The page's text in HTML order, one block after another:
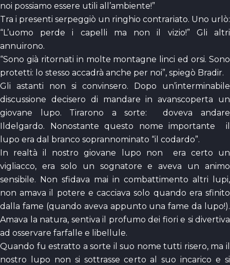
noi possiamo essere utili all’ambiente!”
Tra i presenti serpeggiò un ringhio contrariato. Uno urlò:
“L’uomo perde i capelli ma non il vizio!” Gli altri
annuirono.
“Sono già ritornati in molte montagne linci ed orsi. Sono
protetti: lo stesso accadrà anche per noi”, spiegò Bradir.
Gli astanti non si convinsero. Dopo un’interminabile
discussione decisero di mandare in avanscoperta un
giovane lupo. Tirarono a sorte: doveva andare
Ildelgardo. Nonostante questo nome importante il
lupo era dal branco soprannominato “il codardo”.
In realtà il nostro giovane lupo non era certo un
vigliacco, era solo un sognatore e aveva un animo
sensibile. Non sfidava mai in combattimento altri lupi,
non amava il potere e cacciava solo quando era sfinito
dalla fame (quando aveva appunto una fame da lupo!).
Amava la natura, sentiva il profumo dei fiori e si divertiva
ad osservare farfalle e libellule.
Quando fu estratto a sorte il suo nome tutti risero, ma il
nostro lupo non si sottrasse certo al suo incarico e si